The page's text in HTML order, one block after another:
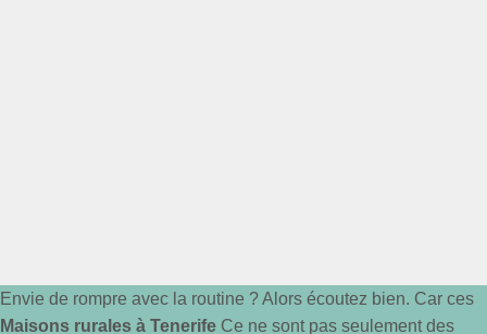
Envie de rompre avec la routine ? Alors écoutez bien. Car ces
Maisons rurales à Tenerife Ce ne sont pas seulement des